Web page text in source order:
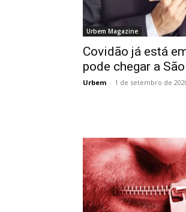
Urbem Magazine
Covidão já está
pode chegar a
Urbem - 1 de setembro de